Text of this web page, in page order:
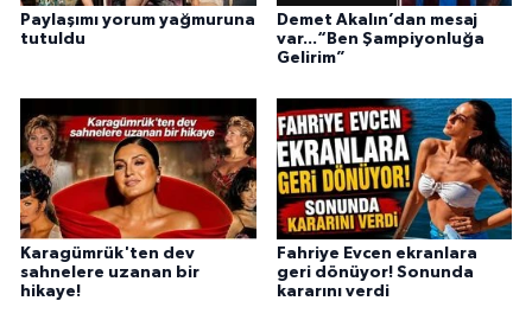
Paylaşımı yorum yağmuruna
tutuldu
Demet Akalın’dan mesaj
var...“Ben Şampiyonluğa
Gelirim”
Karagümrük'ten dev
sahnelere uzanan bir
hikaye!
Fahriye Evcen ekranlara
geri dönüyor! Sonunda
kararını verdi